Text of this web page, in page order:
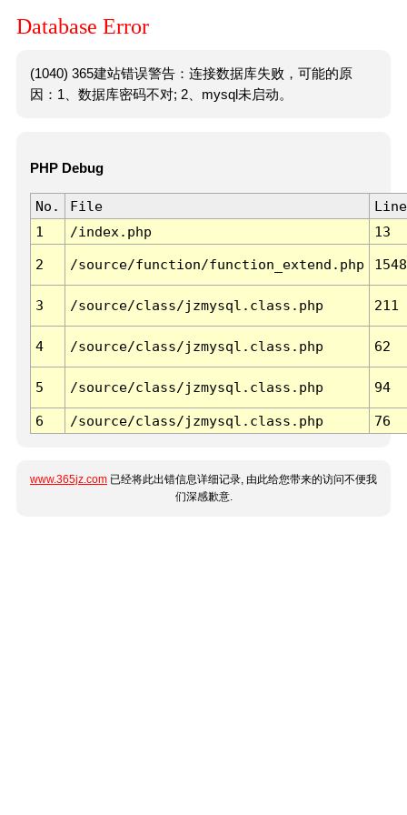
Database Error
(1040) 365建站错误警告：连接数据库失败，可能的原
因：1、数据库密码不对; 2、mysql未启动。
PHP Debug
No. File
Line
1
/index.php 13
2 /source/function/function_extend.php 1548
3 /source/class/jzmysql.class.php 211
4 /source/class/jzmysql.class.php 62
5 /source/class/jzmysql.class.php 94
6 /source/class/jzmysql.class.php 76
www.365jz.com 已经将此出错信息详细记录, 由此给您带来的访问不便我
们深感歉意.